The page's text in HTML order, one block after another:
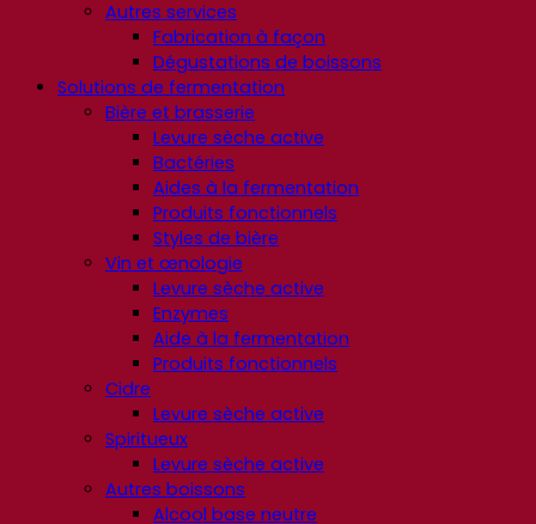
Autres services
Fabrication à façon
Dégustations de boissons
Solutions de fermentation
Bière et brasserie
Levure sèche active
Bactéries
Aides à la fermentation
Produits fonctionnels
Styles de bière
Vin et œnologie
Levure sèche active
Enzymes
Aide à la fermentation
Produits fonctionnels
Cidre
Levure sèche active
Spiritueux
Levure sèche active
Autres boissons
Alcool base neutre